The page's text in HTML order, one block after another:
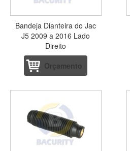
Bandeja Dianteira do Jac
J5 2009 a 2016 Lado
Direito
Orçamento